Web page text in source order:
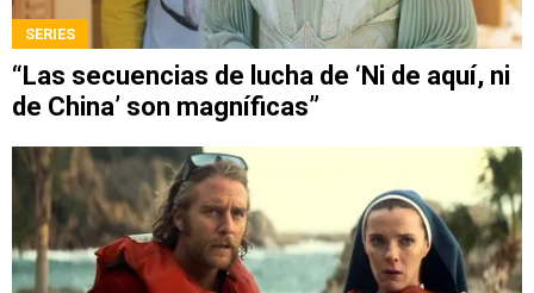
SERIES
“Las secuencias de lucha de ‘Ni de aquí, ni
de China’ son magníficas”